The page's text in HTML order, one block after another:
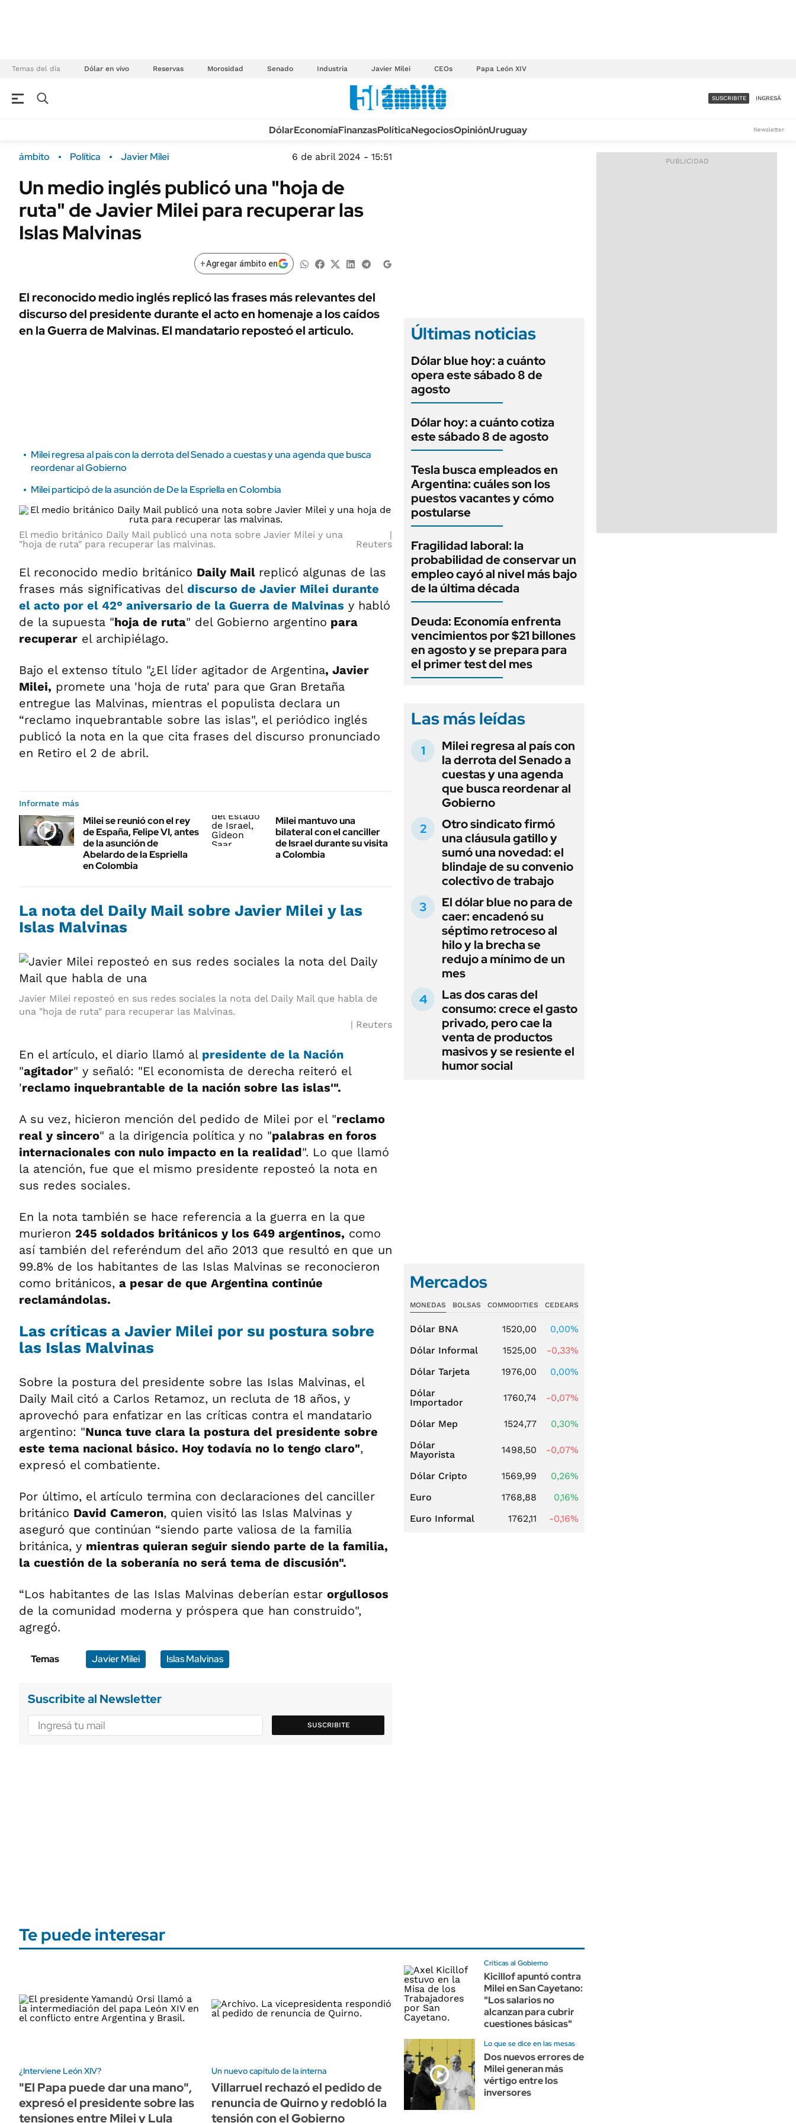
Temas del día Dólar en vivo Reservas Morosidad Senado Industria Javier Milei CEOs Papa León XIV
Campo
FINANZAS
Dólar
Sustentabilidad
Seguros
ENERGY REPORT
URUGUAY
TECNOLOGÍA
MÉXICO
MUNDO
INFORMACIÓN GENERAL
AUTOS
ACCESO FULL - $1.800/MES
SUSCRIBITE INGRESÁ
DólarEconomíaFinanzasPolíticaNegociosOpiniónUruguay Newsletter
ámbito Política Javier Milei 6 de abril 2024 - 15:51
Un medio inglés publicó una "hoja de
ruta" de Javier Milei para recuperar las
Islas Malvinas
+Agregar ámbito en
El reconocido medio inglés replicó las frases más relevantes del
discurso del presidente durante el acto en homenaje a los caídos
en la Guerra de Malvinas. El mandatario reposteó el articulo.
Milei regresa al país con la derrota del Senado a cuestas y una agenda que busca
reordenar al Gobierno
Milei participó de la asunción de De la Espriella en Colombia
El medio británico Daily Mail publicó una nota sobre Javier Milei y una
"hoja de ruta" para recuperar las malvinas.
Reuters
El reconocido medio británico Daily Mail replicó algunas de las
frases más significativas del discurso de Javier Milei durante
el acto por el 42° aniversario de la Guerra de Malvinas y habló
de la supuesta "hoja de ruta" del Gobierno argentino para
recuperar el archipiélago.
Bajo el extenso título "¿El líder agitador de Argentina, Javier
Milei, promete una 'hoja de ruta' para que Gran Bretaña
entregue las Malvinas, mientras el populista declara un
“reclamo inquebrantable sobre las islas", el periódico inglés
publicó la nota en la que cita frases del discurso pronunciado
en Retiro el 2 de abril.
Informate más
Milei se reunió con el rey
de España, Felipe VI, antes
de la asunción de
Abelardo de la Espriella
en Colombia
Milei mantuvo una
bilateral con el canciller
de Israel durante su visita
a Colombia
La nota del Daily Mail sobre Javier Milei y las
Islas Malvinas
Javier Milei reposteó en sus redes sociales la nota del Daily Mail que habla de
una "hoja de ruta" para recuperar las Malvinas.
Reuters
En el artículo, el diario llamó al presidente de la Nación
"agitador" y señaló: "El economista de derecha reiteró el
'reclamo inquebrantable de la nación sobre las islas'".
A su vez, hicieron mención del pedido de Milei por el "reclamo
real y sincero" a la dirigencia política y no "palabras en foros
internacionales con nulo impacto en la realidad". Lo que llamó
la atención, fue que el mismo presidente reposteó la nota en
sus redes sociales.
En la nota también se hace referencia a la guerra en la que
murieron 245 soldados británicos y los 649 argentinos, como
así también del referéndum del año 2013 que resultó en que un
99.8% de los habitantes de las Islas Malvinas se reconocieron
como británicos, a pesar de que Argentina continúe
reclamándolas.
Las críticas a Javier Milei por su postura sobre
las Islas Malvinas
Sobre la postura del presidente sobre las Islas Malvinas, el
Daily Mail citó a Carlos Retamoz, un recluta de 18 años, y
aprovechó para enfatizar en las críticas contra el mandatario
argentino: "Nunca tuve clara la postura del presidente sobre
este tema nacional básico. Hoy todavía no lo tengo claro",
expresó el combatiente.
Por último, el artículo termina con declaraciones del canciller
británico David Cameron, quien visitó las Islas Malvinas y
aseguró que continúan “siendo parte valiosa de la familia
británica, y mientras quieran seguir siendo parte de la familia,
la cuestión de la soberanía no será tema de discusión".
“Los habitantes de las Islas Malvinas deberían estar orgullosos
de la comunidad moderna y próspera que han construido",
agregó.
Temas Javier Milei Islas Malvinas
Suscribite al Newsletter
SUSCRIBITE
Últimas noticias
Dólar blue hoy: a cuánto
opera este sábado 8 de
agosto
Dólar hoy: a cuánto cotiza
este sábado 8 de agosto
Tesla busca empleados en
Argentina: cuáles son los
puestos vacantes y cómo
postularse
Fragilidad laboral: la
probabilidad de conservar un
empleo cayó al nivel más bajo
de la última década
Deuda: Economía enfrenta
vencimientos por $21 billones
en agosto y se prepara para
el primer test del mes
Las más leídas
Milei regresa al país con
la derrota del Senado a
cuestas y una agenda
que busca reordenar al
Gobierno
Otro sindicato firmó
una cláusula gatillo y
sumó una novedad: el
blindaje de su convenio
colectivo de trabajo
El dólar blue no para de
caer: encadenó su
séptimo retroceso al
hilo y la brecha se
redujo a mínimo de un
mes
Las dos caras del
consumo: crece el gasto
privado, pero cae la
venta de productos
masivos y se resiente el
humor social
Mercados
MONEDAS BOLSAS COMMODITIES CEDEARS
Dólar BNA 1520,00
0,00%
Dólar Informal
1525,00
-0,33%
Dólar Tarjeta
1976,00
0,00%
Dólar
Importador
1760,74 -0,07%
Dólar Mep 1524,77
0,30%
Dólar
Mayorista
1498,50 -0,07%
Dólar Cripto 1569,99
0,26%
Euro
1768,88
0,16%
Euro Informal
1762,11 -0,16%
Te puede interesar
¿Interviene León XIV?
"El Papa puede dar una mano",
expresó el presidente sobre las
tensiones entre Milei y Lula
Un nuevo capítulo de la interna
Villarruel rechazó el pedido de
renuncia de Quirno y redobló la
tensión con el Gobierno
Críticas al Gobierno
Kicillof apuntó contra
Milei en San Cayetano:
"Los salarios no
alcanzan para cubrir
cuestiones básicas"
Lo que se dice en las mesas
Dos nuevos errores de
Milei generan más
vértigo entre los
inversores